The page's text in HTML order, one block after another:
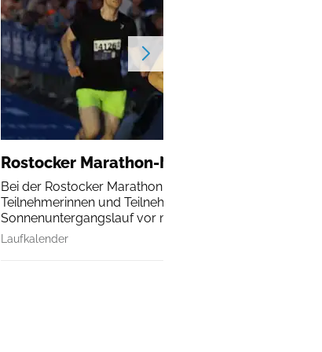
Rostocker Marathon-Nacht
Bei der Rostocker Marathon-Nacht erleben alle
Teilnehmerinnen und Teilnehmer einen
Sonnenuntergangslauf vor malerischer Kulisse.
Laufkalender